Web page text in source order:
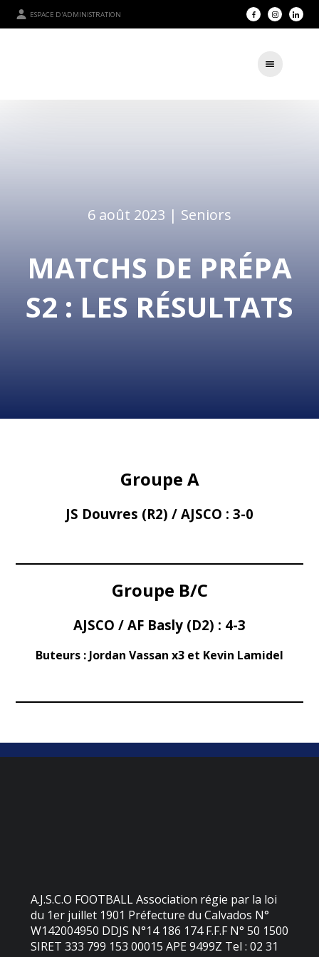
ESPACE D'ADMINISTRATION
6 août 2023 | Seniors
MATCHS DE PRÉPA
S2 : LES RÉSULTATS
Groupe A
JS Douvres (R2) / AJSCO : 3-0
Groupe B/C
AJSCO / AF Basly (D2) : 4-3
Buteurs : Jordan Vassan x3 et Kevin Lamidel
A.J.S.C.O FOOTBALL Association régie par la loi
du 1er juillet 1901 Préfecture du Calvados N°
W142004950 DDJS N°14 186 174 F.F.F N° 50 1500
SIRET 333 799 153 00015 APE 9499Z Tel : 02 31